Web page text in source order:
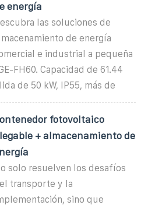
energía
las soluciones de
de energía
e industrial a pequeña
FH60. Capacidad de 61.44
de 50 kW, IP55, más de
fotovoltaico
+ almacenamiento de
solo resuelven los desafíos
transporte y la
sino que